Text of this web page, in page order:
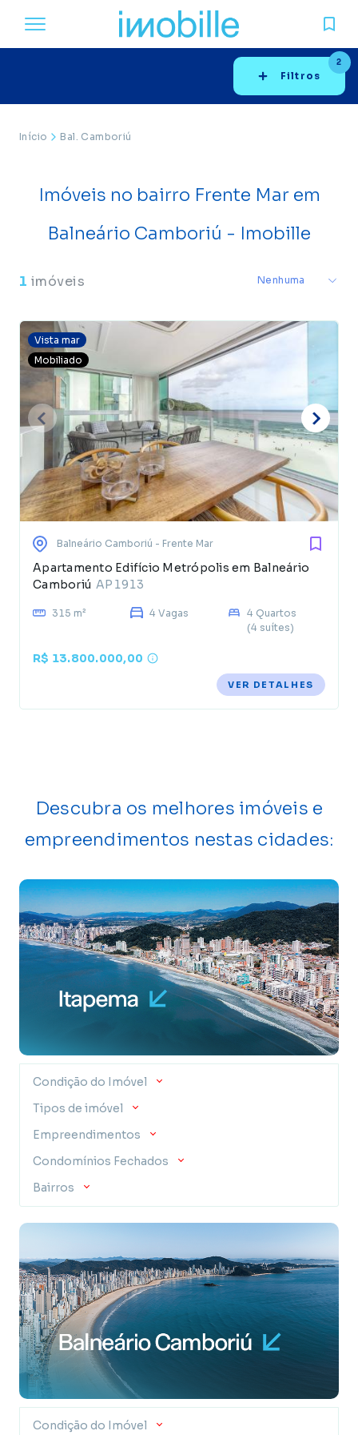
2
Filtros
Início Bal. Camboriú
Imóveis no bairro Frente Mar em
Balneário Camboriú - Imobille
1 imóveis
Vista mar
Mobiliado
Balneário Camboriú - Frente Mar
Apartamento Edifício Metrópolis em Balneário
Camboriú AP1913
315 m² 4 Vagas
4 Quartos
(4 suítes)
R$ 13.800.000,00
VER DETALHES
Descubra os melhores imóveis e
empreendimentos nestas cidades:
Condição do Imóvel
Tipos de imóvel
Empreendimentos
Condomínios Fechados
Bairros
Condição do Imóvel